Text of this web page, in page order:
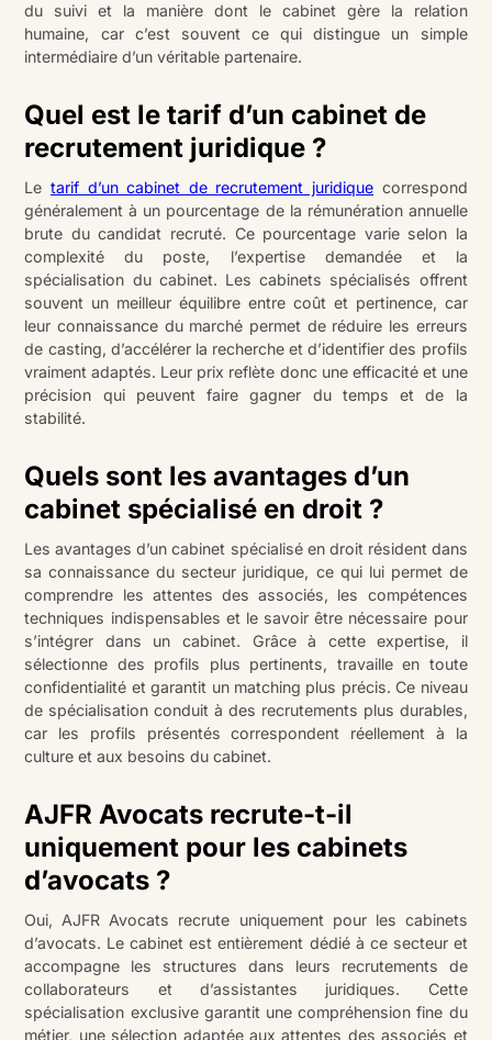
du suivi et la manière dont le cabinet gère la relation
humaine, car c’est souvent ce qui distingue un simple
intermédiaire d’un véritable partenaire.
Quel est le tarif d’un cabinet de
recrutement juridique ?
Letarif d’un cabinet de recrutement juridique correspond
généralement à un pourcentage de la rémunération annuelle
brute du candidat recruté. Ce pourcentage varie selon la
complexité du poste, l’expertise demandée et la
spécialisation du cabinet. Les cabinets spécialisés offrent
souvent un meilleur équilibre entre coût et pertinence, car
leur connaissance du marché permet de réduire les erreurs
de casting, d’accélérer la recherche et d’identifier des profils
vraiment adaptés. Leur prix reflète donc une efficacité et une
précision qui peuvent faire gagner du temps et de la
stabilité.
Quels sont les avantages d’un
cabinet spécialisé en droit ?
Les avantages d’un cabinet spécialisé en droit résident dans
sa connaissance du secteur juridique, ce qui lui permet de
comprendre les attentes des associés, les compétences
techniques indispensables et le savoir être nécessaire pour
s’intégrer dans un cabinet. Grâce à cette expertise, il
sélectionne des profils plus pertinents, travaille en toute
confidentialité et garantit un matching plus précis. Ce niveau
de spécialisation conduit à des recrutements plus durables,
car les profils présentés correspondent réellement à la
culture et aux besoins du cabinet.
AJFR Avocats recrute-t-il
uniquement pour les cabinets
d’avocats ?
Oui, AJFR Avocats recrute uniquement pour les cabinets
d’avocats. Le cabinet est entièrement dédié à ce secteur et
accompagne les structures dans leurs recrutements de
collaborateurs et d’assistantes juridiques. Cette
spécialisation exclusive garantit une compréhension fine du
métier, une sélection adaptée aux attentes des associés et